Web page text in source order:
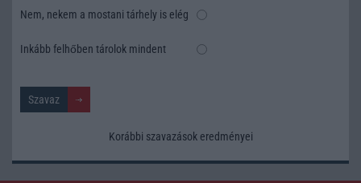
Nem, nekem a mostani tárhely is elég
Inkább felhőben tárolok mindent
Korábbi szavazások eredményei